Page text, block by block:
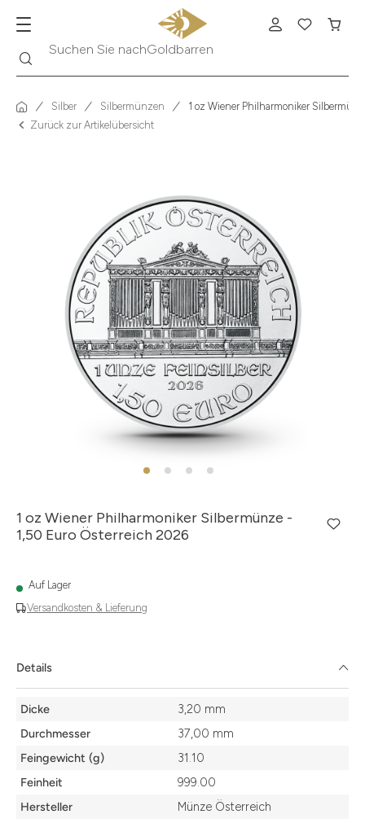
Suchen Sie nach
Silber Silbermünzen
1 oz Wiener Philharmoniker
Zurück zur Artikelübersicht
1 oz Wiener Philharmoniker Silbermünze -
1,50 Euro Österreich 2026
Versandkosten & Lieferung
Auf Lager
Details
Details
Dicke
3,20 mm
Durchmesser
37,00 mm
Feingewicht (g)
31.10
Feinheit
999.00
Hersteller
Münze Österreich